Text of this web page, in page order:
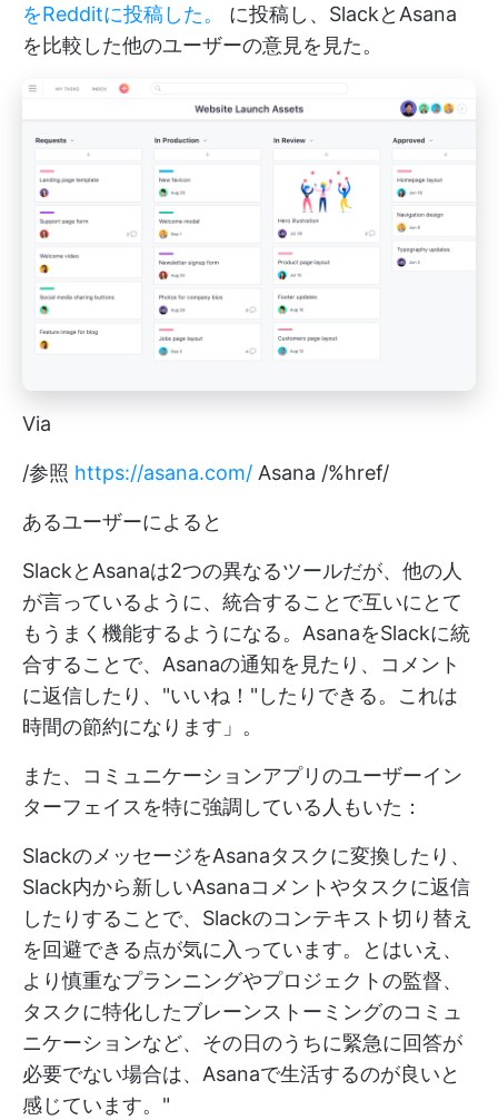
をRedditに投稿した。
に投稿し、SlackとAsana
を比較した他のユーザーの意見を見た。
Via
/参照 https://asana.com/ Asana /%href/
あるユーザーによると
SlackとAsanaは2つの異なるツールだが、他の人
が言っているように、統合することで互いにとて
もうまく機能するようになる。AsanaをSlackに統
合することで、Asanaの通知を見たり、コメント
に返信したり、"いいね！"したりできる。これは
時間の節約になります」。
また、コミュニケーションアプリのユーザーイン
ターフェイスを特に強調している人もいた：
SlackのメッセージをAsanaタスクに変換したり、
Slack内から新しいAsanaコメントやタスクに返信
したりすることで、Slackのコンテキスト切り替え
を回避できる点が気に入っています。とはいえ、
より慎重なプランニングやプロジェクトの監督、
タスクに特化したブレーンストーミングのコミュ
ニケーションなど、その日のうちに緊急に回答が
必要でない場合は、Asanaで生活するのが良いと
感じています。"